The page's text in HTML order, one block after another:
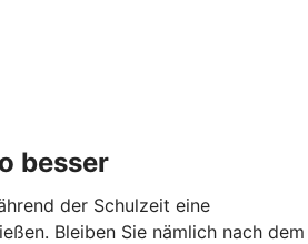
besser
der Schulzeit eine
Bleiben Sie nämlich nach dem